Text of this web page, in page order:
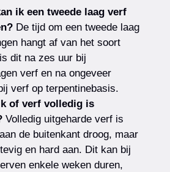
ik een tweede laag verf
De tijd om een tweede laag
hangt af van het soort
dit na zes uur bij
verf en na ongeveer
verf op terpentinebasis.
of verf volledig is
Volledig uitgeharde verf is
de buitenkant droog, maar
en hard aan. Dit kan bij
enkele weken duren,